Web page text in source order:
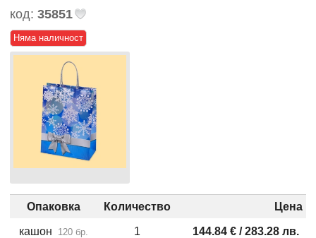
код: 35851
Няма наличност
Опаковка Количество
Цена
кашон
120 бр. 1 144.84 €/ 283.28 лв.